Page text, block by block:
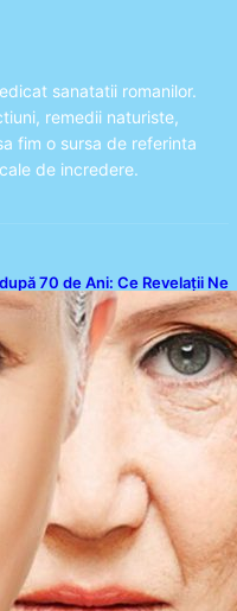
sanatatii romanilor.
remedii naturiste,
fim o sursa de referinta
de incredere.
70 de Ani: Ce Revelații Ne